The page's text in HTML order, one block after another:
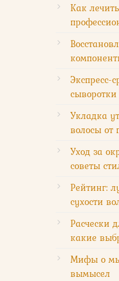
Как
Экспресс-
Укладка
волосы от
Уход за
советы
Рейтинг:
сухости
Расчески
какие
Мифы о
вымысел